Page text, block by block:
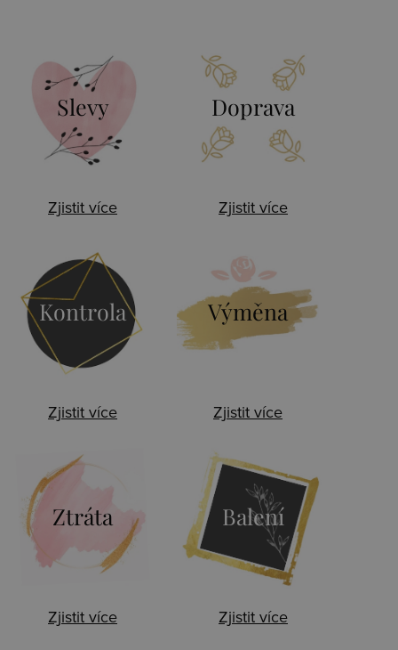
Slevy
Zjistit více
Doprava
Zjistit více
Kontrola
Zjistit více
Výměna
Zjistit více
Ztráta
Zjistit více
Balení
Zjistit více